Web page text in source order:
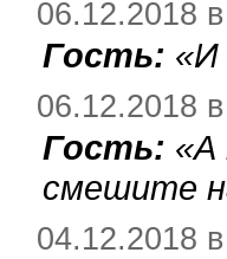
06.12.2018
Гость: «И
06.12.2018
Гость: «А
смешите
04.12.2018